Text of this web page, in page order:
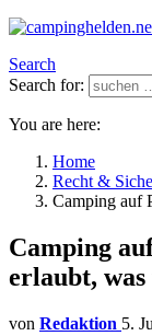
Search
Search for:
You are here:
Home
Recht &
Camping auf
Camping
erlaubt,
von Redaktion 5.